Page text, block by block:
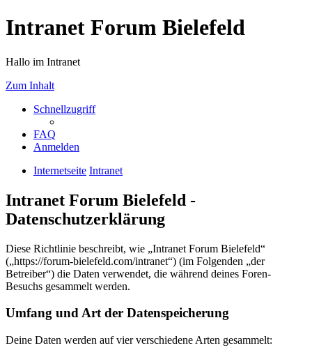
Intranet Forum Bielefeld
Hallo im Intranet
Zum Inhalt
Schnellzugriff
FAQ
Anmelden
Internetseite Intranet
Intranet Forum Bielefeld -
Datenschutzerklärung
Diese Richtlinie beschreibt, wie „Intranet Forum Bielefeld“
(„https://forum-bielefeld.com/intranet“) (im Folgenden „der
Betreiber“) die Daten verwendet, die während deines Foren-
Besuchs gesammelt werden.
Umfang und Art der Datenspeicherung
Deine Daten werden auf vier verschiedene Arten gesammelt: